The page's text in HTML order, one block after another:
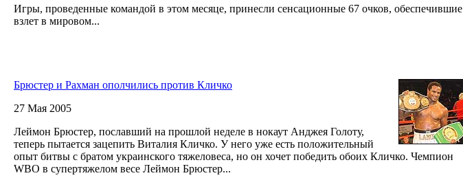
Игры, проведенные командой в этом месяце, принесли сенсационные 67 очков, обеспечившие
взлет в мировом...
Брюстер и Рахман ополчились против Кличко
27 Мая 2005
Леймон Брюстер, пославший на прошлой неделе в нокаут Анджея Голоту,
теперь пытается зацепить Виталия Кличко. У него уже есть положительный
опыт битвы с братом украинского тяжеловеса, но он хочет победить обоих Кличко. Чемпион
WBO в супертяжелом весе Леймон Брюстер...